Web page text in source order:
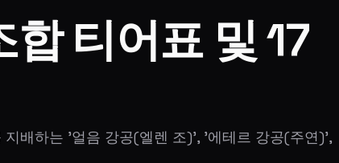
티어표 및 17
지배하는 '얼음 강공(엘렌 조)', '에테르 강공(주연)',